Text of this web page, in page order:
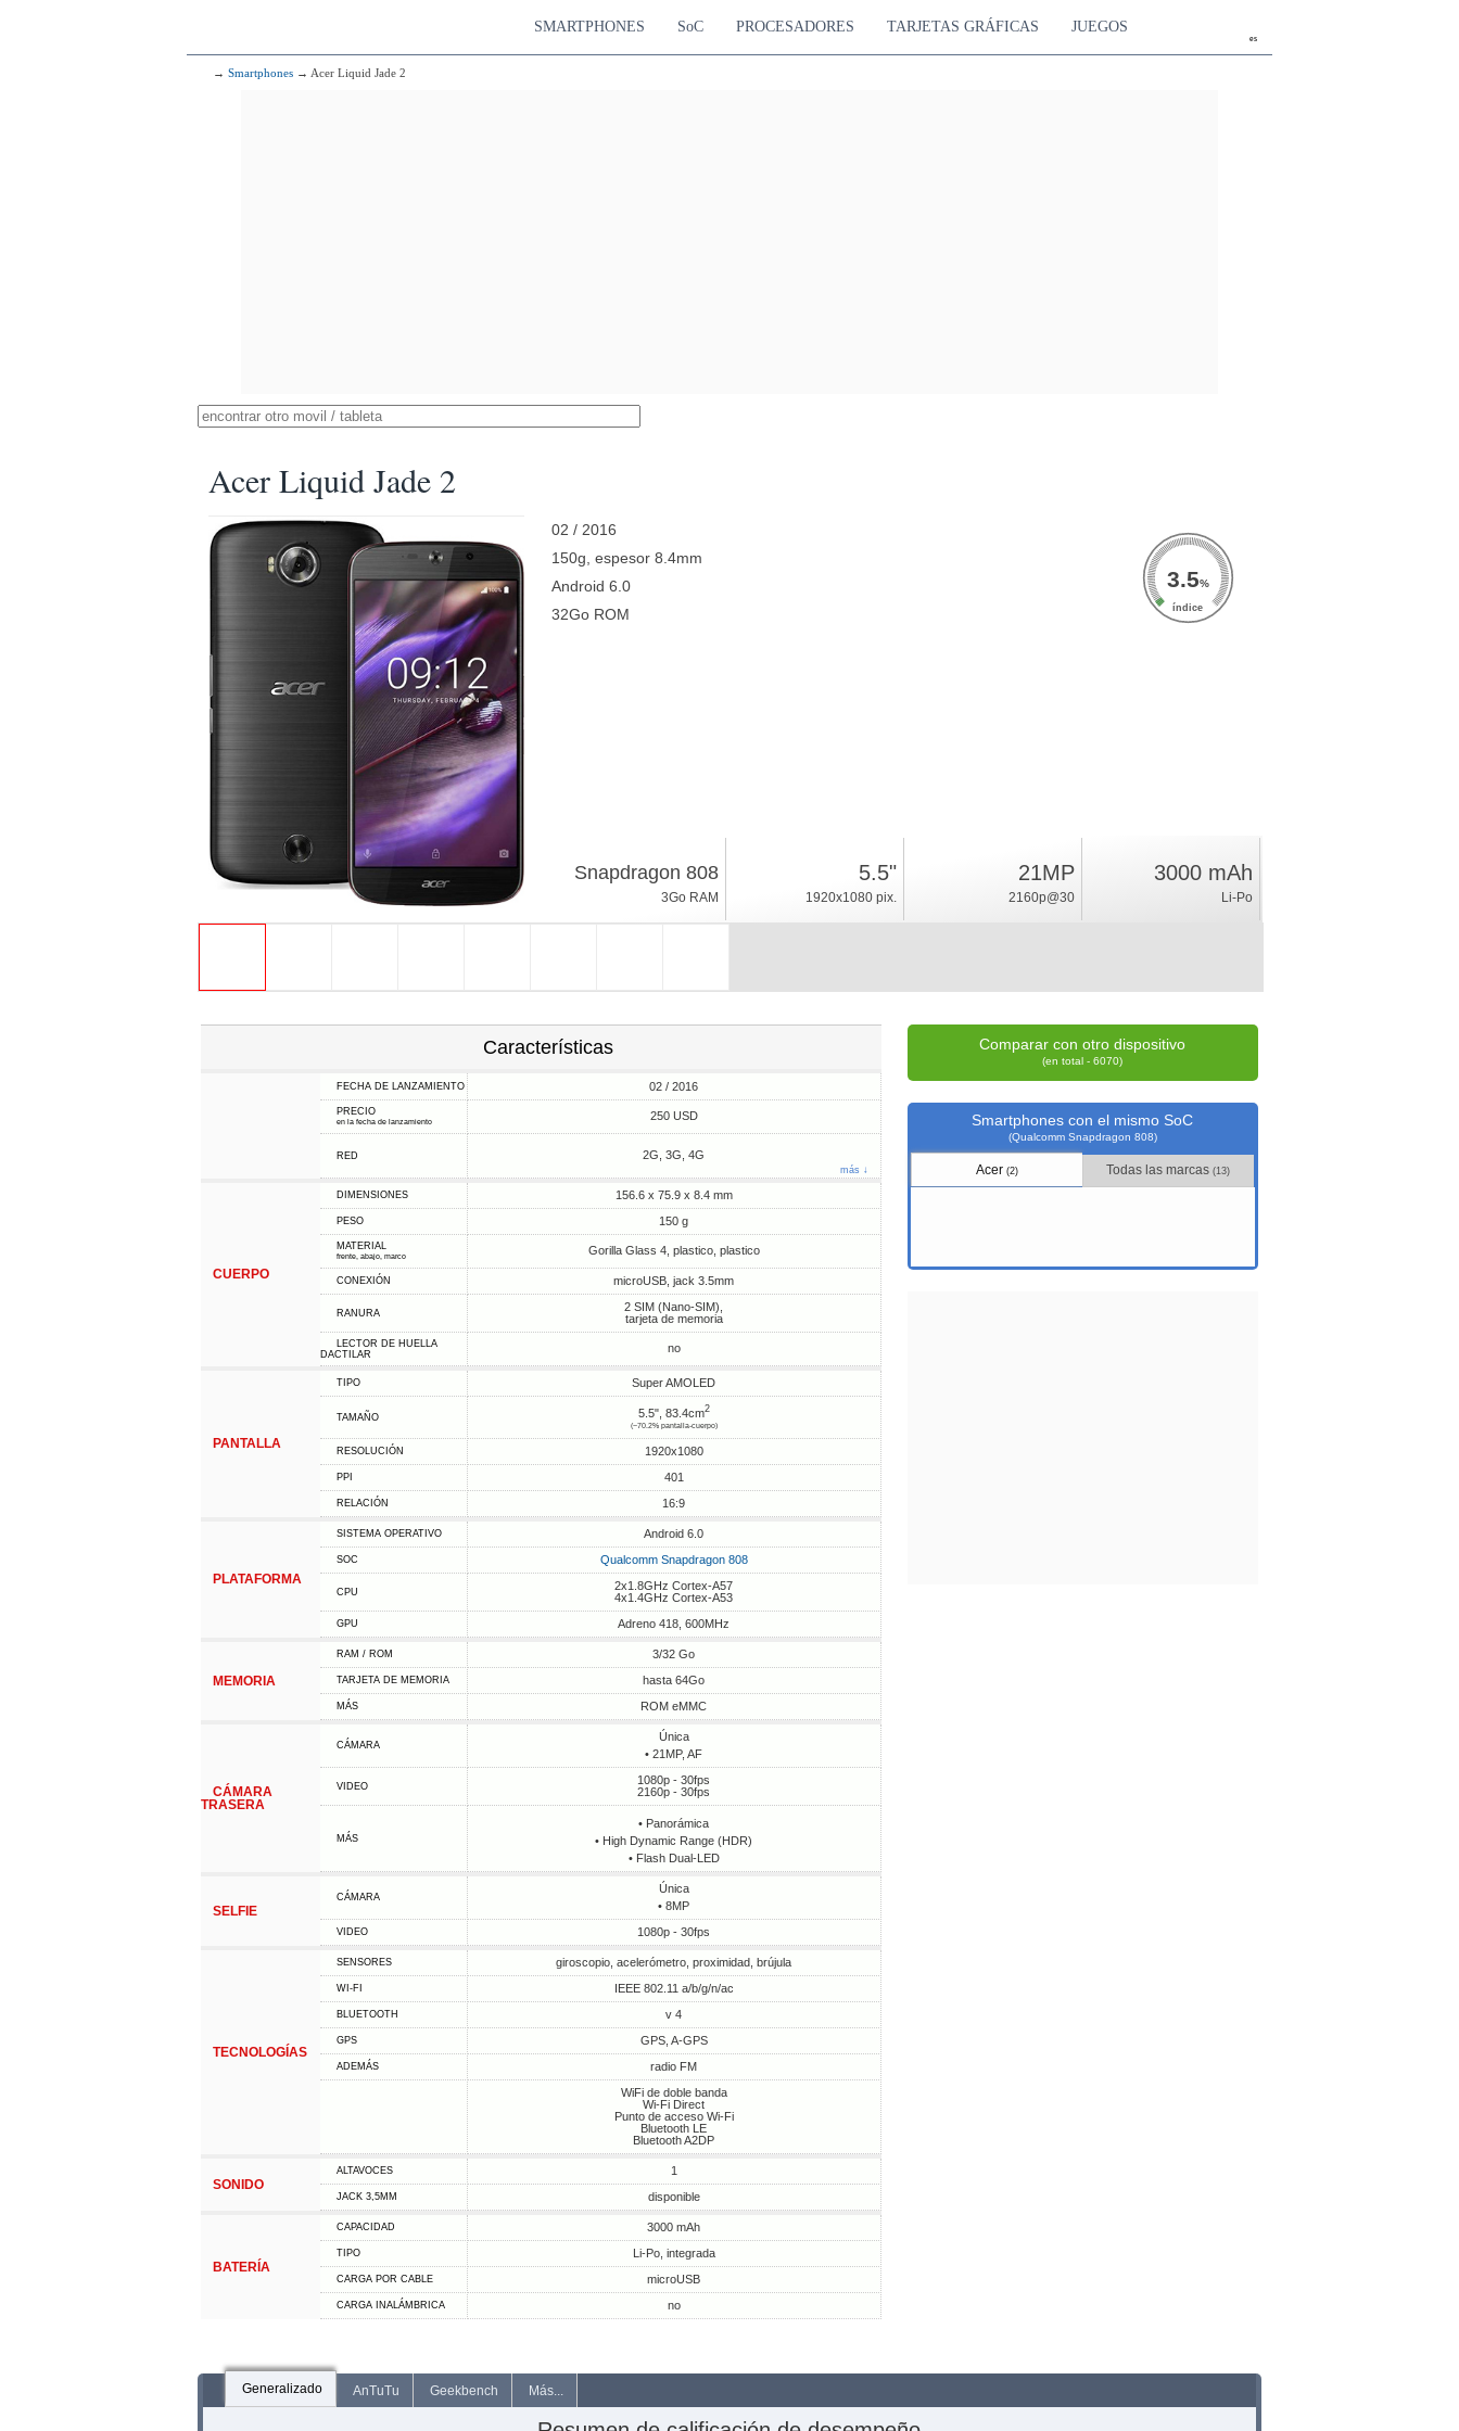
es
SMARTPHONES SoC PROCESADORES TARJETAS GRÁFICAS JUEGOS
→ Smartphones → Acer Liquid Jade 2
Acer Liquid Jade 2
02 / 2016
150g, espesor 8.4mm
Android 6.0
32Go ROM
3.5%
índice
Snapdragon 808
3Go RAM
5.5"
1920x1080 pix.
21MP
2160p@30
3000 mAh
Li-Po
Características
FECHA DE LANZAMIENTO 02 / 2016
PRECIO
en la fecha de lanzamiento 250 USD
RED 2G, 3G, 4G
más ↓
CUERPO
DIMENSIONES 156.6 x 75.9 x 8.4 mm
PESO 150 g
MATERIAL
frente, abajo, marco Gorilla Glass 4, plastico, plastico
CONEXIÓN microUSB, jack 3.5mm
RANURA
2 SIM (Nano-SIM),
tarjeta de memoria
LECTOR DE HUELLA
DACTILAR
no
PANTALLA
TIPO Super AMOLED
TAMAÑO 5.5", 83.4cm2
(~70.2% pantalla-cuerpo)
RESOLUCIÓN 1920x1080
PPI 401
RELACIÓN 16:9
PLATAFORMA
SISTEMA OPERATIVO Android 6.0
SOC Qualcomm Snapdragon 808
CPU
2x1.8GHz Cortex-A57
4x1.4GHz Cortex-A53
GPU Adreno 418, 600MHz
MEMORIA
RAM / ROM 3/32 Go
TARJETA DE MEMORIA hasta 64Go
MÁS ROM eMMC
CÁMARA
TRASERA
CÁMARA
Única
• 21MP, AF
VIDEO
1080p - 30fps
2160p - 30fps
MÁS
• Panorámica
• High Dynamic Range (HDR)
• Flash Dual-LED
SELFIE
CÁMARA
Única
• 8MP
VIDEO 1080p - 30fps
TECNOLOGÍAS
SENSORES giroscopio, acelerómetro, proximidad, brújula
WI-FI IEEE 802.11 a/b/g/n/ac
BLUETOOTH v 4
GPS GPS, A-GPS
ADEMÁS
radio FM
WiFi de doble banda
Wi-Fi Direct
Punto de acceso Wi-Fi
Bluetooth LE
Bluetooth A2DP
SONIDO
ALTAVOCES 1
JACK 3,5MM disponible
BATERÍA
CAPACIDAD 3000 mAh
TIPO Li-Po, integrada
CARGA POR CABLE microUSB
CARGA INALÁMBRICA no
Comparar con otro dispositivo
(en total - 6070)
Smartphones con el mismo SoC
(Qualcomm Snapdragon 808)
Acer (2) Todas las marcas(13)
Generalizado AnTuTu Geekbench Más...